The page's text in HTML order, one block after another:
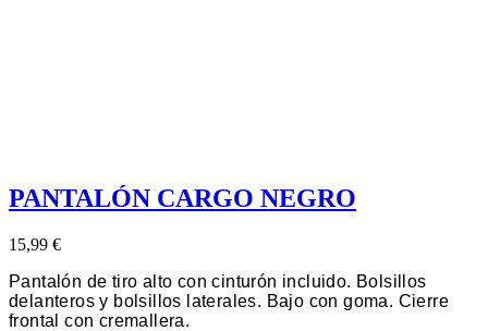
PANTALÓN CARGO NEGRO
15,99 €
Pantalón de tiro alto con cinturón incluido. Bolsillos
delanteros y bolsillos laterales. Bajo con goma. Cierre
frontal con cremallera.